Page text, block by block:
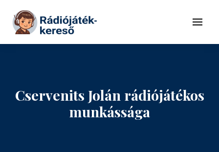
Tovább a tartalomhoz
Menü
Cservenits Jolán rádiójátékos
munkássága